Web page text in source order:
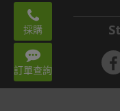
採購
訂單查詢 Mon – Fri